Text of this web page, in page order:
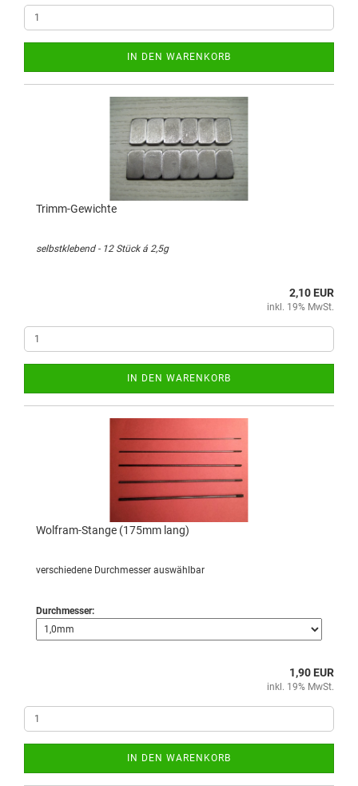
IN DEN WARENKORB
Trimm-Gewichte
selbstklebend - 12 Stück á 2,5g
2,10 EUR
inkl. 19% MwSt.
IN DEN WARENKORB
Wolfram-Stange (175mm lang)
verschiedene Durchmesser auswählbar
Durchmesser:
1,90 EUR
inkl. 19% MwSt.
IN DEN WARENKORB